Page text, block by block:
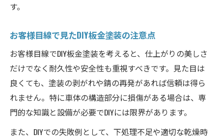
す。
お客様目線で見たDIY板金塗装の注意点
お客様目線でDIY板金塗装を考えると、仕上がりの美しさ
だけでなく耐久性や安全性も重視すべきです。見た目は
良くても、塗装の剥がれや錆の再発があれば信頼は得ら
れません。特に車体の構造部分に損傷がある場合は、専
門的な知識と設備が必要でDIYには限界があります。
また、DIYでの失敗例として、下処理不足や適切な乾燥時